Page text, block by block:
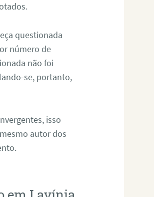
questionada
número de
não foi
se, portanto,
isso
autor dos